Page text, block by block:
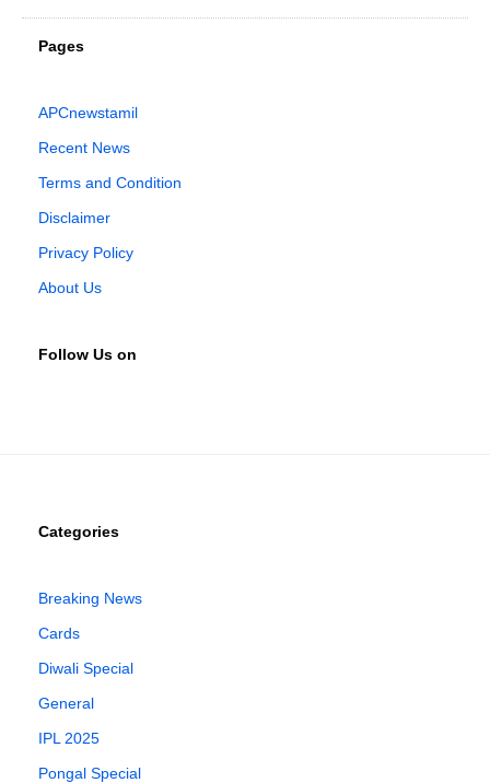
Pages
APCnewstamil
Recent News
Terms and Condition
Disclaimer
Privacy Policy
About Us
Follow Us on
Categories
Breaking News
Cards
Diwali Special
General
IPL 2025
Pongal Special